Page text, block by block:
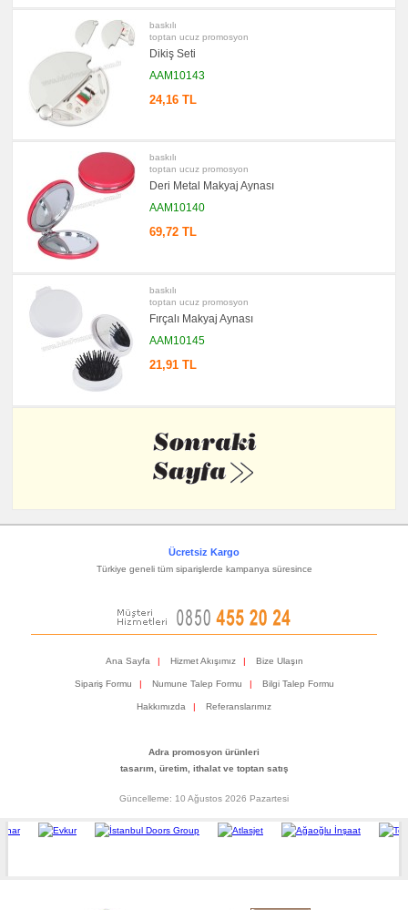
baskılı
toptan ucuz promosyon
Dikiş Seti
AAM10143
24,16 TL
baskılı
toptan ucuz promosyon
Deri Metal Makyaj Aynası
AAM10140
69,72 TL
baskılı
toptan ucuz promosyon
Fırçalı Makyaj Aynası
AAM10145
21,91 TL
Ücretsiz Kargo
Türkiye geneli tüm siparişlerde kampanya süresince
Ana Sayfa | Hizmet Akışımız | Bize Ulaşın
Sipariş Formu | Numune Talep Formu | Bilgi Talep Formu
Hakkımızda | Referanslarımız
Adra promosyon ürünleri
tasarım, üretim, ithalat ve toptan satış
Güncelleme: 10 Ağustos 2026 Pazartesi